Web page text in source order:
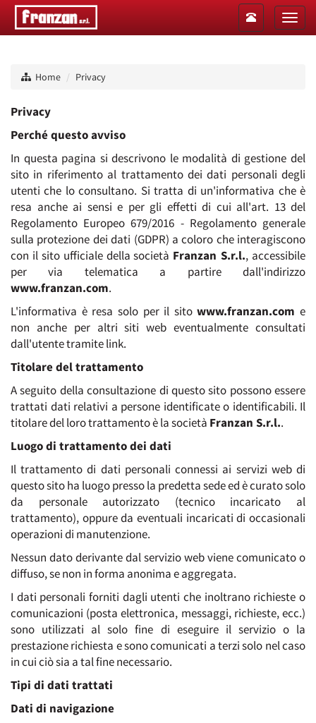
Toggle
navigation
Home Privacy
Privacy
Perché questo avviso
In questa pagina si descrivono le modalità di gestione del
sito in riferimento al trattamento dei dati personali degli
utenti che lo consultano. Si tratta di un'informativa che è
resa anche ai sensi e per gli effetti di cui all'art. 13 del
Regolamento Europeo 679/2016 - Regolamento generale
sulla protezione dei dati (GDPR) a coloro che interagiscono
con il sito ufficiale della società Franzan S.r.l., accessibile
per via telematica a partire dall'indirizzo
www.franzan.com.
L'informativa è resa solo per il sitowww.franzan.com e
non anche per altri siti web eventualmente consultati
dall'utente tramite link.
Titolare del trattamento
A seguito della consultazione di questo sito possono essere
trattati dati relativi a persone identificate o identificabili. Il
titolare del loro trattamento è la società Franzan S.r.l..
Luogo di trattamento dei dati
Il trattamento di dati personali connessi ai servizi web di
questo sito ha luogo presso la predetta sede ed è curato solo
da personale autorizzato (tecnico incaricato al
trattamento), oppure da eventuali incaricati di occasionali
operazioni di manutenzione.
Nessun dato derivante dal servizio web viene comunicato o
diffuso, se non in forma anonima e aggregata.
I dati personali forniti dagli utenti che inoltrano richieste o
comunicazioni (posta elettronica, messaggi, richieste, ecc.)
sono utilizzati al solo fine di eseguire il servizio o la
prestazione richiesta e sono comunicati a terzi solo nel caso
in cui ciò sia a tal fine necessario.
Tipi di dati trattati
Dati di navigazione